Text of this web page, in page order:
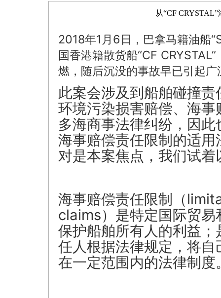
从“CF
2018年1月6日，巴拿马籍油船
国香港籍散货船“CF
燃，随后沉没的事故早已引起广
此案会涉及到船舶碰撞
环境污染损害赔偿、海
多海商事法律纠纷，因
海事赔偿责任限制的适
对是本案焦点，我们试
海事赔偿责任限制（
claims）是特定国际贸
保护船舶所有人的利益
任人根据法律规定，将
在一定范围内的法律制度